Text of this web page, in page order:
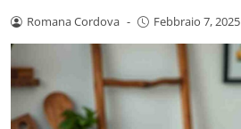
Romana Cordova - Febbraio 7, 2025